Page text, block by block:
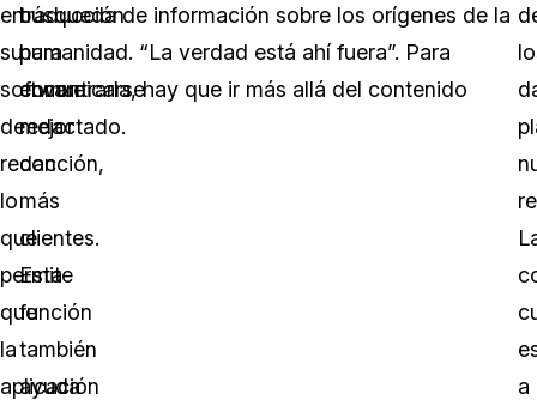
en
su
software
de
redacción,
lo
que
permite
que
la
aplicación
traducción
para
comunicarse
mejor
con
más
clientes.
Esta
función
también
ayuda
búsqueda de información sobre los orígenes de la
humanidad. “La verdad está ahí fuera”. Para
encontrarla, hay que ir más allá del contenido
redactado.
a